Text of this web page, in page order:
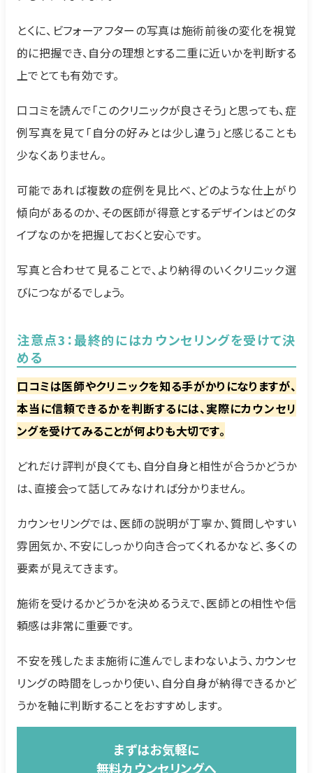
とくに、ビフォーアフターの写真は施術前後の変化を視覚
的に把握でき、自分の理想とする二重に近いかを判断する
上でとても有効です。
口コミを読んで「このクリニックが良さそう」と思っても、症
例写真を見て「自分の好みとは少し違う」と感じることも
少なくありません。
可能であれば複数の症例を見比べ、どのような仕上がり
傾向があるのか、その医師が得意とするデザインはどのタ
イプなのかを把握しておくと安心です。
写真と合わせて見ることで、より納得のいくクリニック選
びにつながるでしょう。
注意点3：最終的にはカウンセリングを受けて決
める
口コミは医師やクリニックを知る手がかりになりますが、
本当に信頼できるかを判断するには、実際にカウンセリ
ングを受けてみることが何よりも大切です。
どれだけ評判が良くても、自分自身と相性が合うかどうか
は、直接会って話してみなければ分かりません。
カウンセリングでは、医師の説明が丁寧か、質問しやすい
雰囲気か、不安にしっかり向き合ってくれるかなど、多くの
要素が見えてきます。
施術を受けるかどうかを決めるうえで、医師との相性や信
頼感は非常に重要です。
不安を残したまま施術に進んでしまわないよう、カウンセ
リングの時間をしっかり使い、自分自身が納得できるかど
うかを軸に判断することをおすすめします。
まずはお気軽に
無料カウンセリングへ